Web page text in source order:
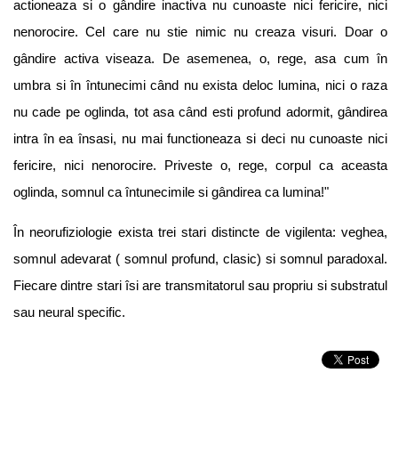
actioneaza si o gândire inactiva nu cunoaste nici fericire, nici
nenorocire. Cel care nu stie nimic nu creaza visuri. Doar o
gândire activa viseaza. De asemenea, o, rege, asa cum în
umbra si în întunecimi când nu exista deloc lumina, nici o raza
nu cade pe oglinda, tot asa când esti profund adormit, gândirea
intra în ea însasi, nu mai functioneaza si deci nu cunoaste nici
fericire, nici nenorocire. Priveste o, rege, corpul ca aceasta
oglinda, somnul ca întunecimile si gândirea ca lumina!"
În neorufiziologie exista trei stari distincte de vigilenta: veghea,
somnul adevarat ( somnul profund, clasic) si somnul paradoxal.
Fiecare dintre stari îsi are transmitatorul sau propriu si substratul
sau neural specific.